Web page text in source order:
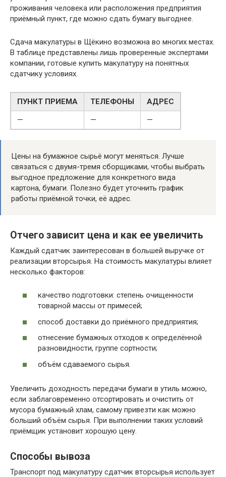
проживания человека или расположения предприятия
приёмный пункт, где можно сдать бумагу выгоднее.
Сдача макулатуры в Щёкино возможна во многих местах.
В таблице представлены лишь проверенные экспертами
компании, готовые купить макулатуру на понятных
сдатчику условиях.
ПУНКТ ПРИЕМА ТЕЛЕФОНЫ
АДРЕС
—
— —
Цены на бумажное сырьё могут меняться. Лучше
связаться с двумя-тремя сборщиками, чтобы выбрать
выгодное предложение для конкретного вида
картона, бумаги. Полезно будет уточнить график
работы приёмной точки, её адрес.
Отчего зависит цена и как ее увеличить
Каждый сдатчик заинтересован в большей выручке от
реализации вторсырья. На стоимость макулатуры влияет
несколько факторов:
качество подготовки: степень очищенности
товарной массы от примесей;
способ доставки до приёмного предприятия;
отнесение бумажных отходов к определённой
разновидности, группе сортности;
объём сдаваемого сырья.
Увеличить доходность передачи бумаги в утиль можно,
если заблаговременно отсортировать и очистить от
мусора бумажный хлам, самому привезти как можно
больший объём сырья. При выполнении таких условий
приёмщик установит хорошую цену.
Способы вывоза
Транспорт под макулатуру сдатчик вторсырья использует